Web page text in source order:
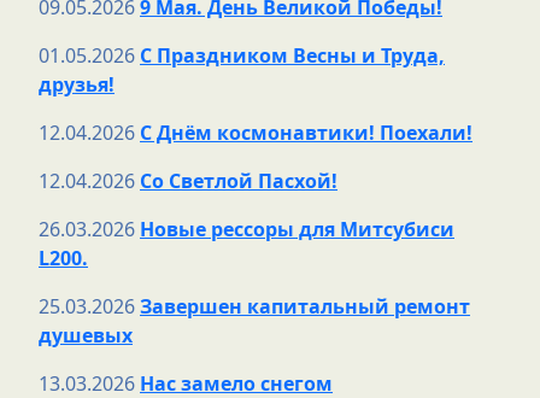
09.05.20269 Мая. День Великой Победы!
01.05.2026 С Праздником Весны и Труда,
друзья!
12.04.2026 С Днём космонавтики! Поехали!
12.04.2026 Со Светлой Пасхой!
26.03.2026 Новые рессоры для Митсубиси
L200.
25.03.2026Завершен капитальный ремонт
душевых
13.03.2026 Нас замело снегом